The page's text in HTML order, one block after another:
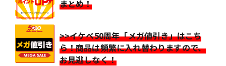
まとめ！
>>イケベ50周年「メガ値引き」はこち
ら！商品は頻繁に入れ替わりますので、
お見逃しなく！